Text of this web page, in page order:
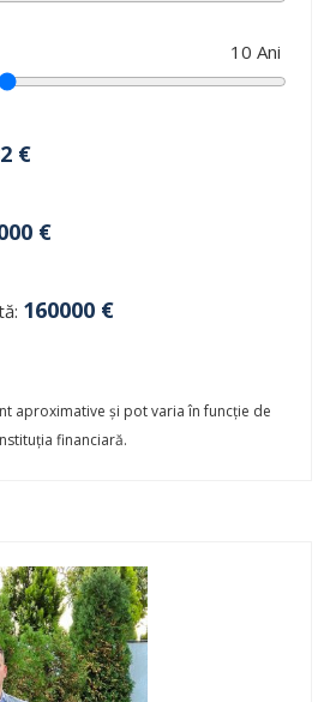
10 Ani
€
€
160000 €
aproximative și pot varia în funcție de
financiară.